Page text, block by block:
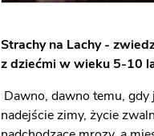
Strachy na Lachy -
z dziećmi w wieku 5-10
Dawno, dawno temu, gdy
nadejście zimy, życie